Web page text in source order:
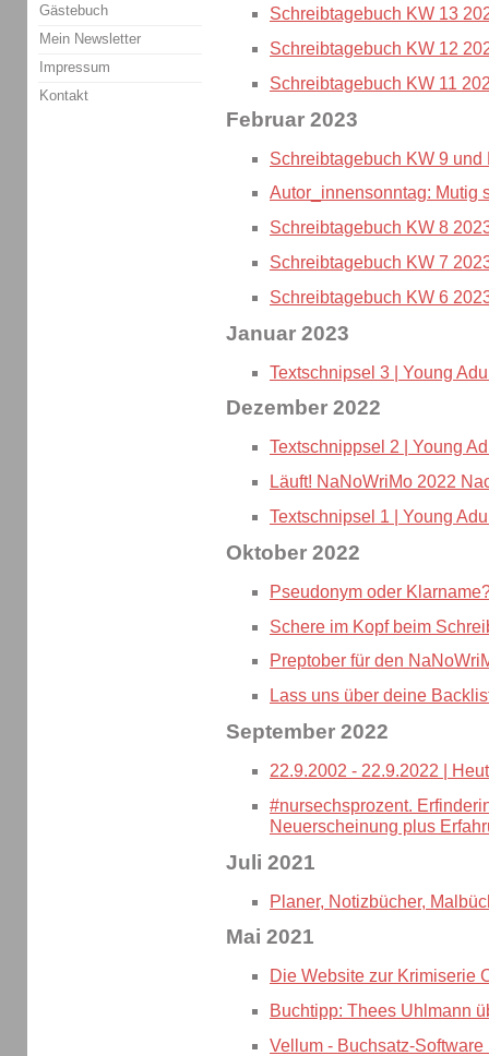
Schreibtagebuch KW 13
Schreibtagebuch KW 12
Schreibtagebuch KW 11
Februar 2023
Schreibtagebuch KW 9 und
Autor_innensonntag: Mutig
Schreibtagebuch KW 8
Schreibtagebuch KW 7
Schreibtagebuch KW 6
Januar 2023
Textschnipsel 3 | Young
Dezember 2022
Textschnippsel 2 | Young
Läuft! NaNoWriMo 2022
Textschnipsel 1 | Young
Oktober 2022
Pseudonym oder
Schere im Kopf beim
Preptober für den
Lass uns über deine
September 2022
22.9.2002 - 22.9.2022 |
#nursechsprozent.
Neuerscheinung plus
Juli 2021
Planer, Notizbücher,
Mai 2021
Die Website zur Krimiserie
Buchtipp: Thees Uhlmann
Vellum - Buchsatz-
Gästebuch
Mein Newsletter
Impressum
Kontakt